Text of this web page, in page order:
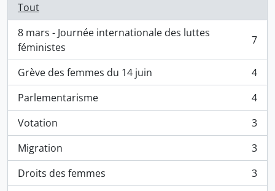
Tout
8 mars - Journée internationale des luttes
féministes
, 7 résultats 7
Grève des femmes du 14 juin
, 4 résultats
4
Parlementarisme
, 4 résultats
4
Votation
, 3 résultats
3
Migration
, 3 résultats
3
Droits des femmes
, 3 résultats
3